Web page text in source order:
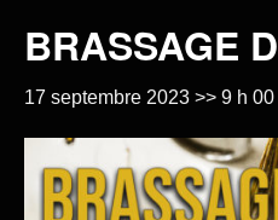
BRASSAGE
17 septembre 2023 >> 9 h 00